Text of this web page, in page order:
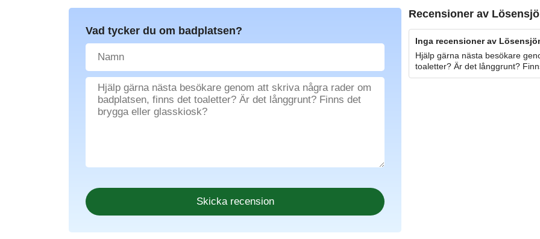
Recensioner av
Inga recensioner av
Hjälp gärna nästa besökare
toaletter? Är det långgrunt?
Vad tycker du om badplatsen?